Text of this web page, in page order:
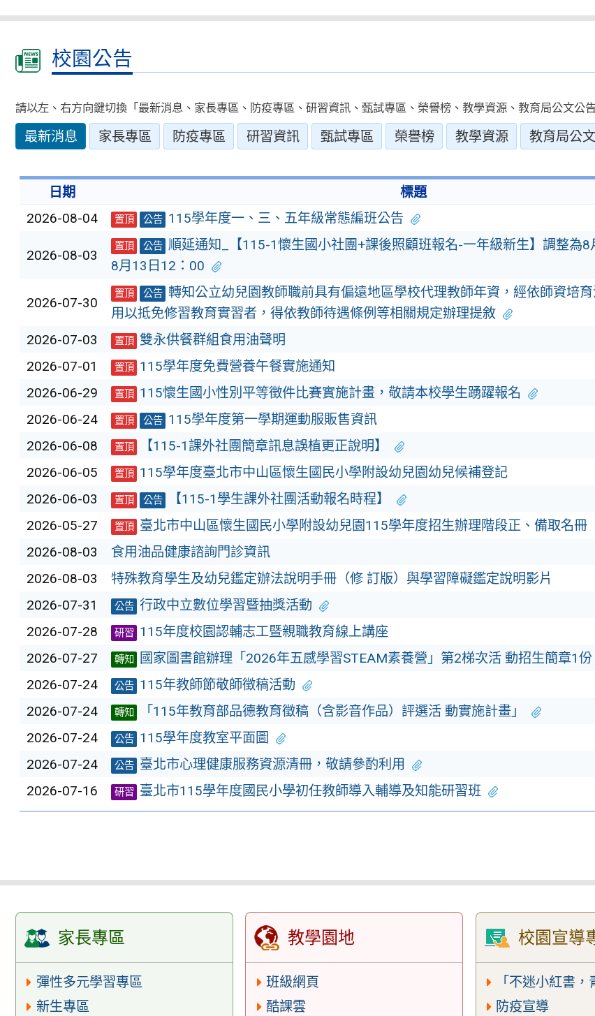
校園公告
請以左、右方向鍵切換「最新消息、家長專區、防疫專區、研習資訊、甄試專區、榮譽榜、教學資源、教育局公文公
最新消息 家長專區 防疫專區 研習資訊 甄試專區 榮譽榜 教學資源 教育局公
日期 標題
2026-08-04
置頂 公告 115學年度一、三、五年級常態編班公告
2026-08-03
置頂 公告 順延通知_【115-1懷生國小社團+課後照顧班報名-一年級新生】調整為
8月13日12：00
2026-07-30
置頂 公告 轉知公立幼兒園教師職前具有偏遠地區學校代理教師年資，經依師資培
用以抵免修習教育實習者，得依教師待遇條例等相關規定辦理提敘
2026-07-03 置頂 雙永供餐群組食用油聲明
2026-07-01 置頂 115學年度免費營養午餐實施通知
2026-06-29 置頂 115懷生國小性別平等徵件比賽實施計畫，敬請本校學生踴躍報名
2026-06-24 置頂 公告 115學年度第一學期運動服販售資訊
2026-06-08 置頂 【115-1課外社團簡章訊息誤植更正說明】
2026-06-05 置頂 115學年度臺北市中山區懷生國民小學附設幼兒園幼兒候補登記
2026-06-03 置頂 公告 【115-1學生課外社團活動報名時程】
2026-05-27 置頂 臺北市中山區懷生國民小學附設幼兒園115學年度招生辦理階段正、備取名冊
2026-08-03 食用油品健康諮詢門診資訊
2026-08-03 特殊教育學生及幼兒鑑定辦法說明手冊（修 訂版）與學習障礙鑑定說明影片
2026-07-31 公告 行政中立數位學習暨抽獎活動
2026-07-28 研習 115年度校園認輔志工暨親職教育線上講座
2026-07-27 轉知 國家圖書館辦理「2026年五感學習STEAM素養營」第2梯次活 動招生簡章1份
2026-07-24 公告 115年教師節敬師徵稿活動
2026-07-24 轉知 「115年教育部品德教育徵稿（含影音作品）評選活 動實施計畫」
2026-07-24 公告 115學年度教室平面圖
2026-07-24 公告 臺北市心理健康服務資源清冊，敬請參酌利用
2026-07-16 研習 臺北市115學年度國民小學初任教師導入輔導及知能研習班
家長專區
彈性多元學習專區
新生專區
教學園地
班級網頁
酷課雲
校園宣導
「不迷小紅書，
防疫宣導